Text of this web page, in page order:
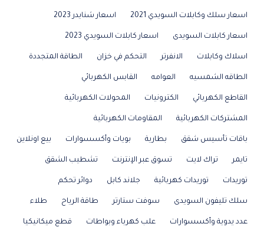
اسعار سلك وكابلات السويدي 2021 اسعار شنايدر 2023
اسعار كابلات السويدى اسعار كابلات السويدي 2023
اسلاك وكابلات الانفرتر التحكم في خزان الطاقة المتجددة
الطاقه الشمسيه العوامه القابس الكهربائي
القاطع الكهربائي الكترونيات المحولات الكهربائية
المشتركات الكهربائية المقاومات الكهربائية
باقات تأسيس شقق بطارية بويات وأكسسوارات بيع اونلاين
تايمر تراك لايت تسوق عبر الإنترنت تشطيب الشقق
توريدات توريدات كهربائية جلاند كابل دوائر تحكم
سلك تليفون السويدى سوفت ستارتر طاقة الرياح طلاء
عدد يدوية وأكسسوارات علب كهرباء وبواطات قطع ميكانيكيا